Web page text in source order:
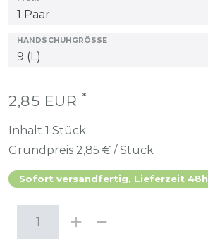
HANDSCHUHGRÖSSE
2,85 EUR *
Inhalt 1 Stück
Grundpreis 2,85 € / Stück
Sofort versandfertig, Lieferzeit 48h